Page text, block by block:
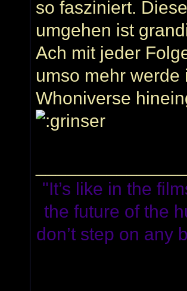
so fasziniert.
umgehen ist
Ach mit jeder
umso mehr
Whoniverse
"It’s like in the
the future of the
don’t step on any